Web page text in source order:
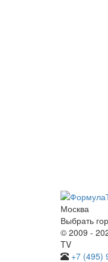
Москва
Выбрать
© 2009 -
TV
+7 (495)